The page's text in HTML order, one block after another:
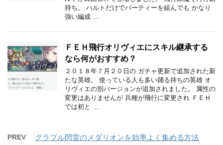
持ち。 ハルトだけでパーティーを組んでも かなり
強い編成 …
ＦＥＨ飛行オリヴィエにスキル継承する
なら何がおすすめ？
２０１８年７月２０日の ガチャ更新で追加された新
たな英雄。 使っている人も多い踊る持ちの英雄 オ
リヴィエの別バージョンが追加されました。 属性の
変更はありませんが 兵種が飛行に変更され ＦＥＨ
では初と …
PREV グラブル閃雷のメダリオンを効率よく集める方法